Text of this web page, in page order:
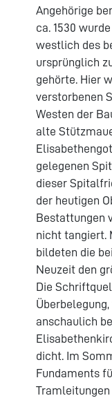
Angehörige
ca. 1530
westlich des
ursprünglich
gehörte. Hier
verstorbenen
Westen der
alte
gelegenen
dieser
der heutigen
Bestattungen
nicht tangiert.
bildeten die
Neuzeit den
Die
anschaulich
dicht. Im
Fundaments